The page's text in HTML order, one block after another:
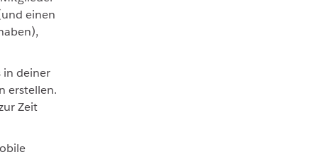
einen
in deiner
erstellen.
Zeit